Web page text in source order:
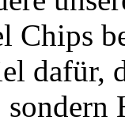
Chips
dafür,